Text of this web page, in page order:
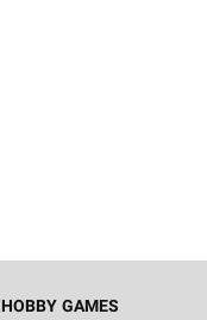
HOBBY GAMES
Настольная игра
Белая смерть
12 990